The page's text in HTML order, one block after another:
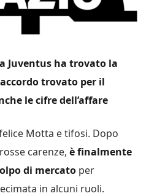
Juventus ha trovato la
trovato per il
le cifre dell’affare
Motta e tifosi. Dopo
carenze, è finalmente
di mercato per
in alcuni ruoli.